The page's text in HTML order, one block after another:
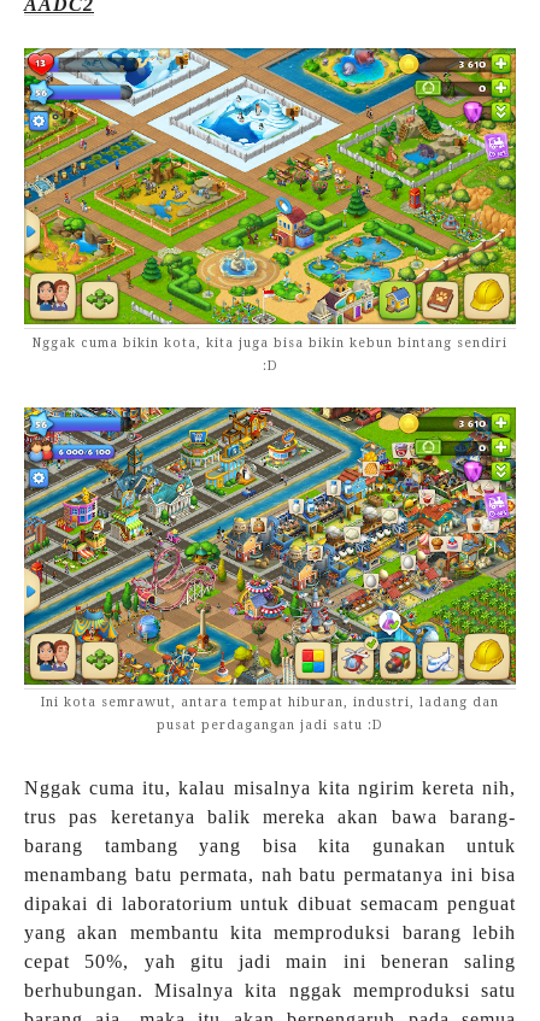
Nggak cuma bikin kota, kita juga bisa bikin kebun bintang sendiri
:D
Ini kota semrawut, antara tempat hiburan, industri, ladang dan
pusat perdagangan jadi satu :D
Nggak cuma itu, kalau misalnya kita ngirim kereta nih,
trus pas keretanya balik mereka akan bawa barang-
barang tambang yang bisa kita gunakan untuk
menambang batu permata, nah batu permatanya ini bisa
dipakai di laboratorium untuk dibuat semacam penguat
yang akan membantu kita memproduksi barang lebih
cepat 50%, yah gitu jadi main ini beneran saling
berhubungan. Misalnya kita nggak memproduksi satu